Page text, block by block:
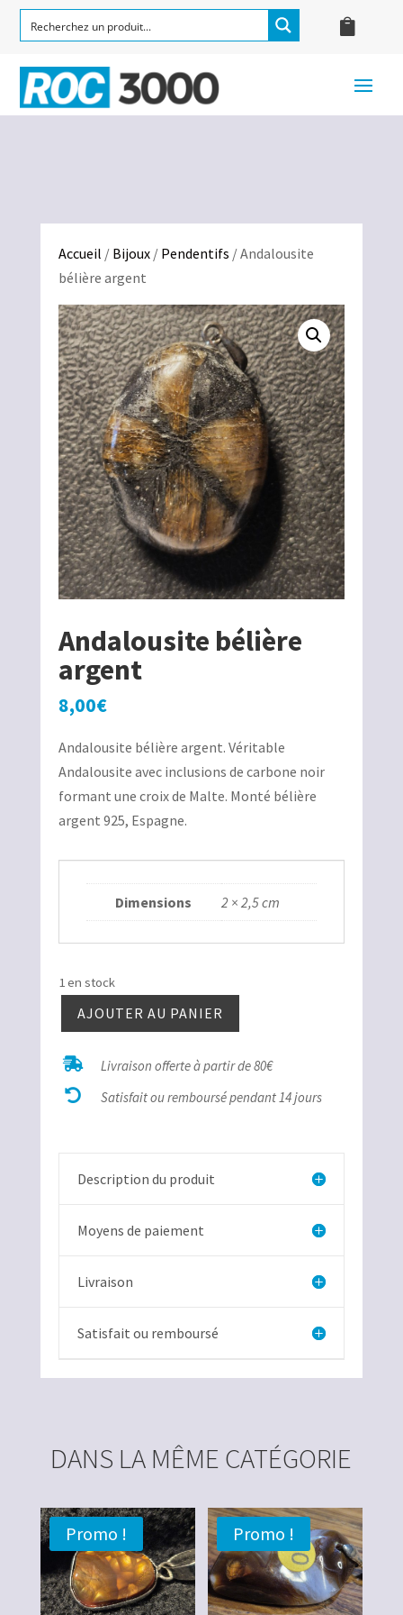
Accueil / Bijoux/ Pendentifs / Andalousite
bélière argent
Andalousite bélière
argent
8,00€
Andalousite bélière argent. Véritable
Andalousite avec inclusions de carbone noir
formant une croix de Malte. Monté bélière
argent 925, Espagne.
Dimensions 2 × 2,5 cm
1 en stock
quantité
Andalousite
bélière
AJOUTER AU PANIER
 Livraison offerte à partir de 80€
 Satisfait ou remboursé pendant 14 jours
Description du produit
Moyens de paiement
Livraison
Satisfait ou remboursé
DANS LA MÊME CATÉGORIE
Promo ! Promo !